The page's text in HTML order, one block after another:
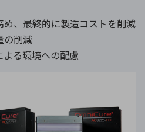
め、最終的に製造コストを削減
の削減
よる環境への配慮